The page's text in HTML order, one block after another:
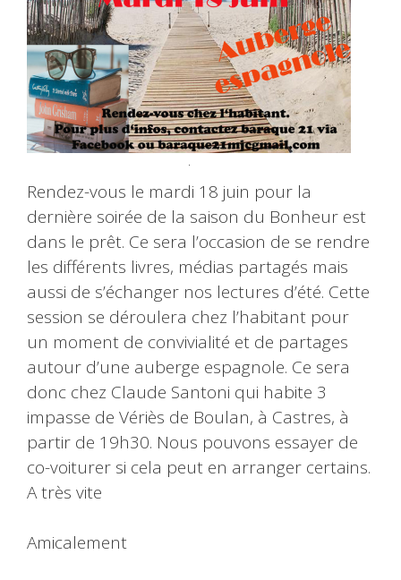
.
Rendez-vous le mardi 18 juin pour la
dernière soirée de la saison du Bonheur est
dans le prêt. Ce sera l’occasion de se rendre
les différents livres, médias partagés mais
aussi de s’échanger nos lectures d’été. Cette
session se déroulera chez l’habitant pour
un moment de convivialité et de partages
autour d’une auberge espagnole. Ce sera
donc chez Claude Santoni qui habite 3
impasse de Vériès de Boulan, à Castres, à
partir de 19h30. Nous pouvons essayer de
co-voiturer si cela peut en arranger certains.
A très vite
Amicalement